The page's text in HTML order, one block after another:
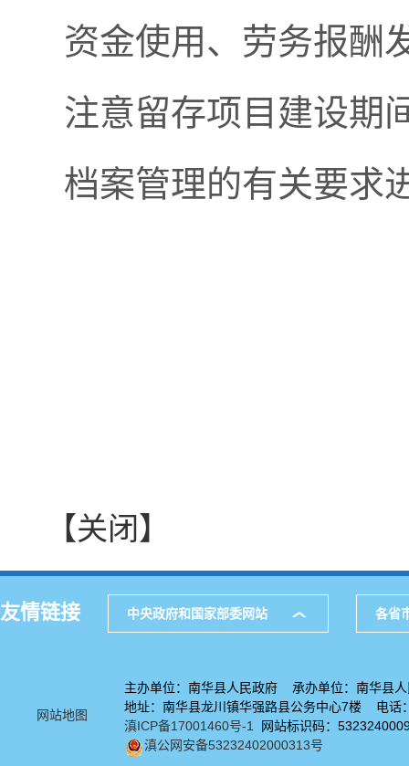
资金使用、劳务报酬
注意留存项目建设期
档案管理的有关要求
【关闭】
友情链接 中央政府和国家部委网站 各省
网站地图
主办单位：南华县人民政府 承办单位：南华县人
地址：南华县龙川镇华强路县公务中心7楼 电
滇ICP备17001460号-1
网站标识码：
滇公网安备53232402000313号